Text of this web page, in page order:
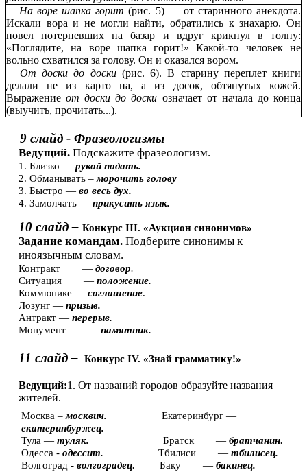
На воре шапка горит(рис. 5) — от старинного анекдота.
Искали вора и не могли найти, обратились к знахарю. Он
повел потерпевших на базар и вдруг крикнул в толпу:
«Поглядите, на воре шапка горит!» Какой-то человек не
вольно схватился за голову. Он и оказался вором.
От доски до доски (рис. 6). В старину переплет книги
делали не из карто на, а из досок, обтянутых кожей.
Выражениеот доски до доски означает от начала до конца
(выучить, прочитать...).
9 слайд - Фразеологизмы
Ведущий. Подскажите фразеологизм.
1. Близко —рукой подать.
2. Обманывать – морочить голову
3. Быстро —во весь дух.
4. Замолчать —прикусить язык.
10 слайд – Конкурс III. «Аукцион синонимов»
Задание командам. Подберите синонимы к
иноязычным словам.
Контракт —договор.
Ситуация —положение.
Коммюнике —соглашение.
Лозунг —призыв.
Антракт —перерыв.
Монумент —памятник.
11 слайд – Конкурс IV. «Знай грамматику!»
Ведущий:1. От названий городов образуйте названия
жителей.
Москва – москвич.
Екатеринбург —
екатеринбуржец.
Тула — туляк. Братск — братчанин.
Одесса -одессит. Тбилиси —тбилисец.
Волгоград -волгоградец.Баку —бакинец.